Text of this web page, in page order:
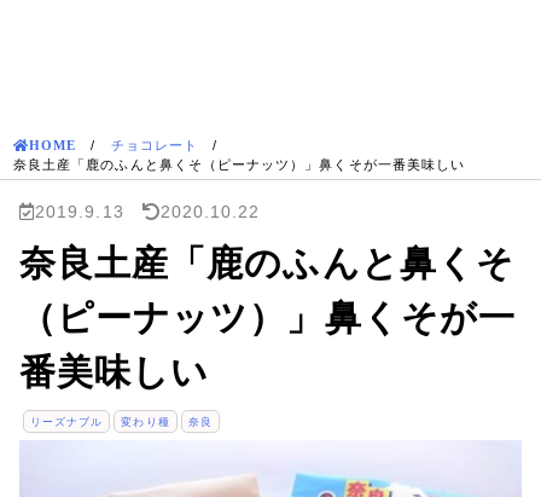
HOME / チョコレート
/
奈良土産「鹿のふんと鼻くそ（ピーナッツ）」鼻くそが一番美味しい
2019.9.13 2020.10.22
奈良土産「鹿のふんと鼻くそ
（ピーナッツ）」鼻くそが一
番美味しい
リーズナブル 変わり種 奈良